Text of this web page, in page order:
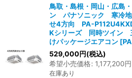
鳥取・島根・岡山・広島
ン パナソニック 寒冷
せ4方向 PA-
Kシリーズ 同時ツイン
けパッケージエアコン [
529,000円(税込)
希望小売価格: 1,177,200円
在庫あり